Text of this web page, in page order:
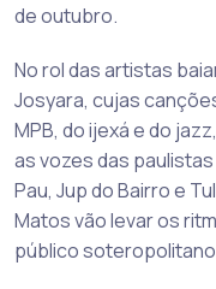
de outubro.
No rol das artistas
Josyara, cujas
MPB, do ijexá e do
as vozes das
Pau, Jup do Bairro e
Matos vão levar os
público